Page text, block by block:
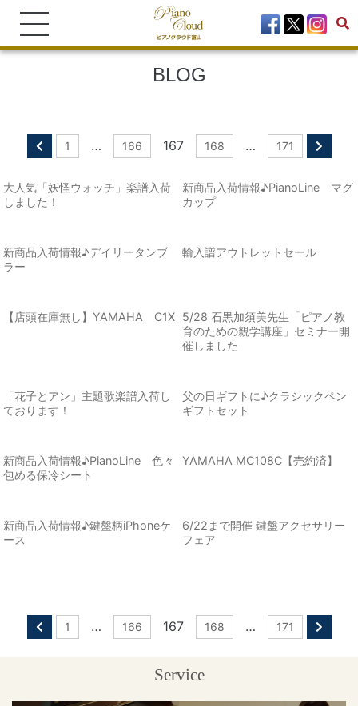
BLOG
1 … 166 167 168 … 171
大人気「妖怪ウォッチ」楽譜入荷
しました！
新商品入荷情報♪PianoLine マグ
カップ
新商品入荷情報♪デイリータンブ
ラー
輸入譜アウトレットセール
【店頭在庫無し】YAMAHA C1X 5/28 石黒加須美先生「ピアノ教
育のための親学講座」セミナー開
催しました
「花子とアン」主題歌楽譜入荷し
ております！
父の日ギフトに♪クラシックペン
ギフトセット
新商品入荷情報♪PianoLine 色々
包める保冷シート
YAMAHA MC108C【売約済】
新商品入荷情報♪鍵盤柄iPhoneケ
ース
6/22まで開催 鍵盤アクセサリー
フェア
1 … 166 167 168 … 171
Service